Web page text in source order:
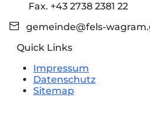
Fax. +43 2738 2381 22
gemeinde@fels-
Quick Links
Impressum
Datenschutz
Sitemap